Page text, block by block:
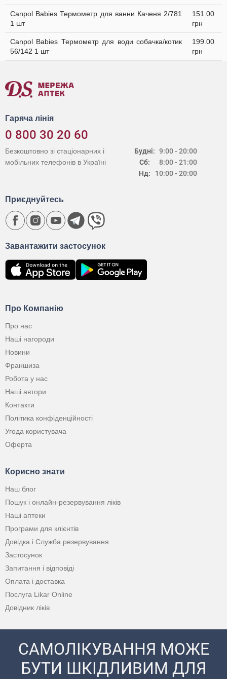
Canpol Babies Термометр для ванни Каченя 2/781
1 шт
151.00
грн
Canpol Babies Термометр для води собачка/котик
56/142 1 шт
199.00
грн
Гаряча лінія
0 800 30 20 60
Будні:
Сб:
Нд:
9:00 - 20:00
8:00 - 21:00
10:00 - 20:00
Безкоштовно зі стаціонарних і
мобільних телефонів в Україні
Про Компанію
Про нас
Наші нагороди
Новини
Франшиза
Робота у нас
Наші автори
Контакти
Політика конфіденційності
Угода користувача
Оферта
Корисно знати
Наш блог
Пошук і онлайн-резервування ліків
Наші аптеки
Програми для клієнтів
Довідка і Служба резервування
Застосунок
Запитання і відповіді
Оплата і доставка
Послуга Likar Online
Довідник ліків
Завантажити застосунок
Приєднуйтесь
САМОЛІКУВАННЯ МОЖЕ
БУТИ ШКІДЛИВИМ ДЛЯ